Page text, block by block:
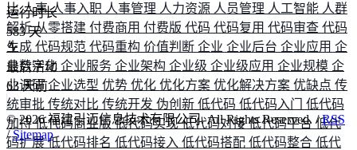
比人事人事入职 人事管理 人力资源 人员管理 人工智能 人群
解析从零搭建 付费商用 付费版 代码 代码复用 代码审查 代码
生成 代码规范 代码重构 价值判断 企业 企业后台 企业应用 企
业数字化 企业服务 企业架构 企业级 企业级应用 企业规模 企
业调研企业选型 优势 优化 优化方案 优化解决方案 优缺点 传
统审批 传统对比 传统开发 伪创新 低代码 低代码入门 低代码
加持低代码商业版低代码实现低代码对接低代码平台 低代
码扩展低代码排名 低代码接入 低代码搭配 低代码整合 低代
运行时长
583 天
最后活动
63 天前
©2026福建引迈信息技术有限公司. All Rights Reserved. /RSS
/Sitemap